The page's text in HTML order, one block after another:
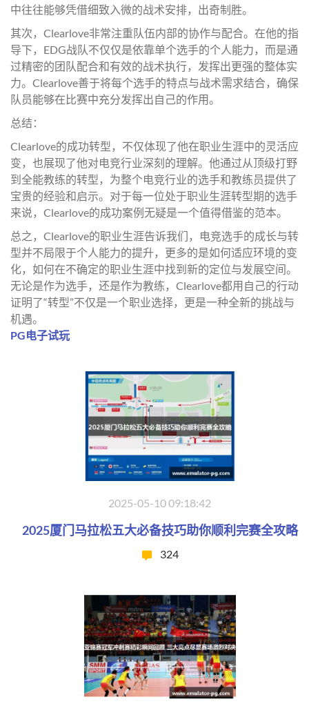
中往往能够凭借细致入微的战术安排，出奇制胜。
其次，Clearlove非常注重队伍内部的协作与配合。在他的指
导下，EDG战队不仅仅是依靠单个选手的个人能力，而是通
过精密的团队配合和有效的战术执行，发挥出更强的整体实
力。Clearlove善于将每个选手的特点与战术需求结合，确保
队员能够在比赛中充分发挥出自己的作用。
总结：
Clearlove的成功转型，不仅体现了他在职业生涯中的灵活应
变，也展现了他对电竞行业深刻的理解。他通过从顶级打野
到全能教练的转型，为整个电竞行业的选手和教练员提供了
宝贵的经验和启示。对于每一位处于职业生涯转型期的选手
来说，Clearlove的成功案例无疑是一个值得借鉴的范本。
总之，Clearlove的职业生涯告诉我们，电竞选手的成长与转
型并不局限于个人能力的提升，更多的是如何适应环境的变
化，如何在不确定的职业生涯中找到新的定位与发展空间。
无论是作为选手，还是作为教练，Clearlove都用自己的行动
证明了“转型”不仅是一个职业选择，更是一种全新的挑战与
机遇。
PG电子试玩
2025-05-10 09:18:42
2025厦门马拉松五大必备技巧助你顺利完赛全攻略
324